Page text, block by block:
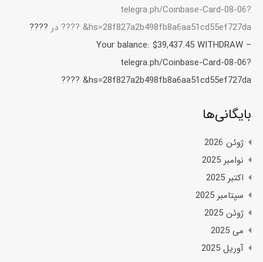
telegra.ph/Coinbase-Card-08-06?
hs=28f827a2b498fb8a6aa51cd55ef727da& ????️
در ????️
Your balance: $39,437.45 WITHDRAW –
telegra.ph/Coinbase-Card-08-06?
hs=28f827a2b498fb8a6aa51cd55ef727da& ????️
بایگانی‌ها
ژوئن 2026
نوامبر 2025
اکتبر 2025
سپتامبر 2025
ژوئن 2025
می 2025
آوریل 2025